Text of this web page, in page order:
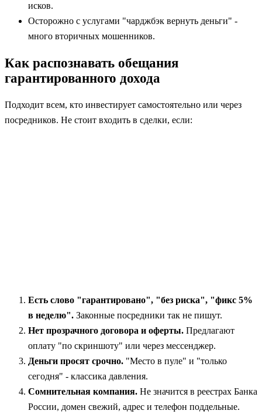
исков.
Осторожно с услугами "чарджбэк вернуть деньги" -
много вторичных мошенников.
Как распознавать обещания
гарантированного дохода
Подходит всем, кто инвестирует самостоятельно или через
посредников. Не стоит входить в сделки, если:
Есть слово "гарантировано", "без риска", "фикс 5%
в неделю". Законные посредники так не пишут.
Нет прозрачного договора и оферты. Предлагают
оплату "по скриншоту" или через мессенджер.
Деньги просят срочно. "Место в пуле" и "только
сегодня" - классика давления.
Сомнительная компания. Не значится в реестрах Банка
России, домен свежий, адрес и телефон поддельные.